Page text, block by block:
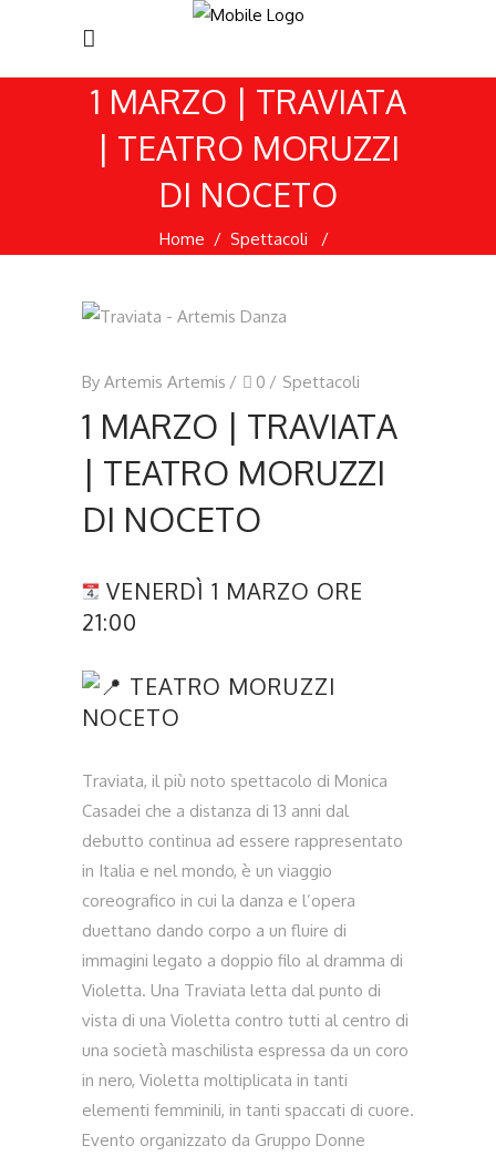
1 MARZO | TRAVIATA
| TEATRO MORUZZI
DI NOCETO
Home / Spettacoli
/
By Artemis Artemis 0 Spettacoli
1 MARZO | TRAVIATA
| TEATRO MORUZZI
DI NOCETO
VENERDÌ 1 MARZO ORE
21:00
TEATRO MORUZZI
NOCETO
Traviata, il più noto spettacolo di Monica
Casadei che a distanza di 13 anni dal
debutto continua ad essere rappresentato
in Italia e nel mondo, è un viaggio
coreografico in cui la danza e l’opera
duettano dando corpo a un fluire di
immagini legato a doppio filo al dramma di
Violetta. Una Traviata letta dal punto di
vista di una Violetta contro tutti al centro di
una società maschilista espressa da un coro
in nero, Violetta moltiplicata in tanti
elementi femminili, in tanti spaccati di cuore.
Evento organizzato da Gruppo Donne